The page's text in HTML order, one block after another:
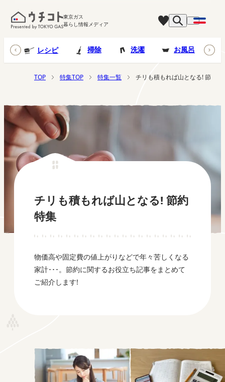
東京ガス
暮らし情報メディア
レシピ 掃除 洗濯 お風呂
TOP 特集TOP 特集一覧 チリも積もれば山となる! 節約特
チリも積もれば山となる! 節約
特集
物価高や固定費の値上がりなどで年々苦しくなる
家計･･･。節約に関するお役立ち記事をまとめて
ご紹介します!